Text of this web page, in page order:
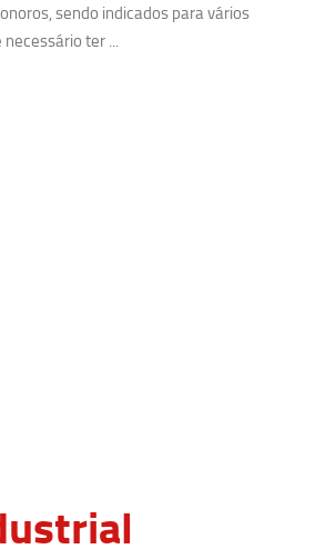
sendo indicados para vários
ter ...